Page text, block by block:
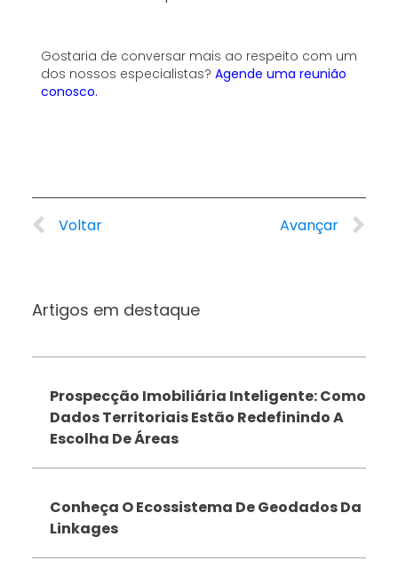
Gostaria de conversar mais ao respeito com um
dos nossos especialistas? Agende uma reunião
conosco.
Voltar Avançar
Artigos em destaque
Prospecção Imobiliária Inteligente: Como
Dados Territoriais Estão Redefinindo A
Escolha De Áreas
Conheça O Ecossistema De Geodados Da
Linkages